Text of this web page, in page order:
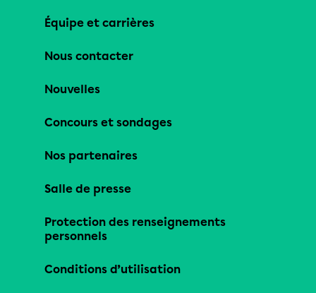
Équipe et carrières
Nous contacter
Nouvelles
Concours et sondages
Nos partenaires
Salle de presse
Protection des renseignements
personnels
Conditions d’utilisation